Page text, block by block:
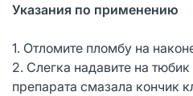
Указания по применению
1. Отломите пломбу на
2. Слегка надавите на
препарата смазала кончик